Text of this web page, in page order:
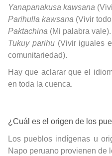
Yanapanakusa kawsana (
Parihulla kawsana (Vivir
Paktachina (Mi palabra vale).
Tukuy parihu(Vivir iguales
comunitariedad).
Hay que aclarar que el
en toda la cuenca.
¿Cuál es el origen de los
Los pueblos indígenas u
Napo peruano provienen de